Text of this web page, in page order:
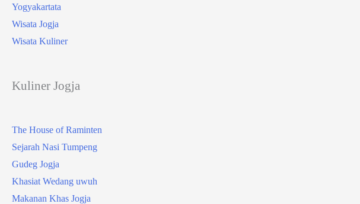
Yogyakartata
Wisata Jogja
Wisata Kuliner
Kuliner Jogja
The House of Raminten
Sejarah Nasi Tumpeng
Gudeg Jogja
Khasiat Wedang uwuh
Makanan Khas Jogja